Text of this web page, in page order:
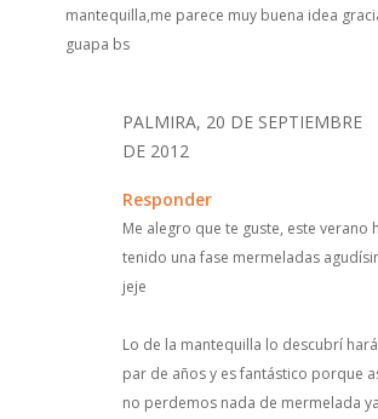
mantequilla,me parece muy buena idea
guapa bs
PALMIRA, 20 DE SEPTIEMBRE
DE 2012
Responder
Me alegro que te guste, este verano
tenido una fase mermeladas
jeje
Lo de la mantequilla lo descubrí
par de años y es fantástico porque
no perdemos nada de mermelada ya